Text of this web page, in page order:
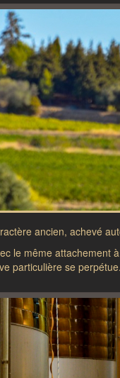
ancien, achevé
le même attachement
particulière se perpétue.